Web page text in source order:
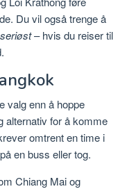
Du vil også trenge å
– hvis du reiser til
valg enn å hoppe
alternativ for å komme
omtrent en time i
en buss eller tog.
Chiang Mai og